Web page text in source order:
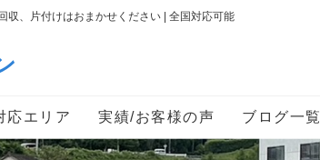
収、片付けはおまかせください | 全国対応可能
応エリア 実績/お客様の声 ブログ一覧